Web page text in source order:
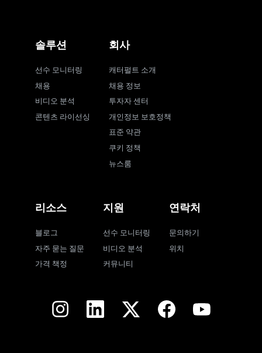
솔루션
선수 모니터링
채용
비디오 분석
콘텐츠 라이선싱
회사
캐터펄트 소개
채용 정보
투자자 센터
개인정보 보호정책
표준 약관
쿠키 정책
뉴스룸
리소스
블로그
자주 묻는 질문
가격 책정
지원
선수 모니터링
비디오 분석
커뮤니티
연락처
문의하기
위치